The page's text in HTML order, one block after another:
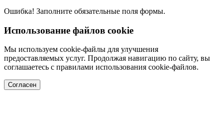
Ошибка! Заполните обязательные поля формы.
Использование файлов cookie
Мы используем cookie-файлы для улучшения
предоставляемых услуг. Продолжая навигацию по сайту, вы
соглашаетесь с правилами использования cookie-файлов.
Согласен